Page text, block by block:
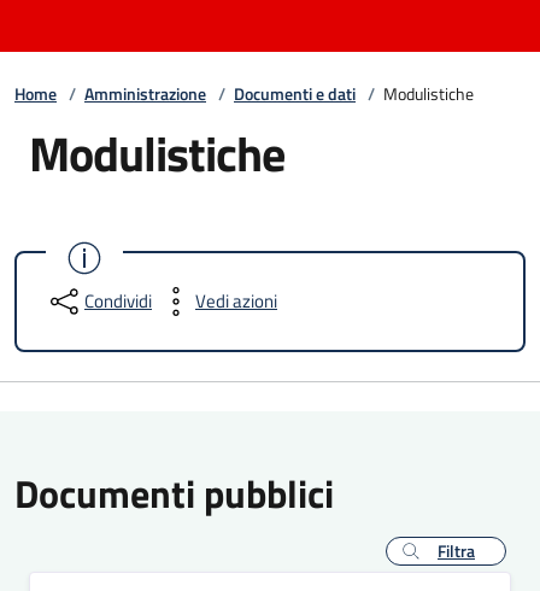
Home / Amministrazione / Documenti e dati / Modulistiche
Modulistiche
Condividi Vedi azioni
Documenti pubblici
Filtra